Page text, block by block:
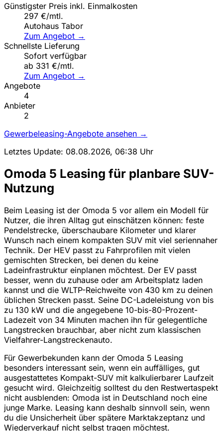
Günstigster Preis inkl. Einmalkosten
297 €/mtl.
Autohaus Tabor
Zum Angebot →
Schnellste Lieferung
Sofort verfügbar
ab 331 €/mtl.
Zum Angebot →
Angebote
4
Anbieter
2
Gewerbeleasing-Angebote ansehen →
Letztes Update: 08.08.2026, 06:38 Uhr
Omoda 5 Leasing für planbare SUV-
Nutzung
Beim Leasing ist der Omoda 5 vor allem ein Modell für
Nutzer, die ihren Alltag gut einschätzen können: feste
Pendelstrecke, überschaubare Kilometer und klarer
Wunsch nach einem kompakten SUV mit viel seriennaher
Technik. Der HEV passt zu Fahrprofilen mit vielen
gemischten Strecken, bei denen du keine
Ladeinfrastruktur einplanen möchtest. Der EV passt
besser, wenn du zuhause oder am Arbeitsplatz laden
kannst und die WLTP-Reichweite von 430 km zu deinen
üblichen Strecken passt. Seine DC-Ladeleistung von bis
zu 130 kW und die angegebene 10-bis-80-Prozent-
Ladezeit von 34 Minuten machen ihn für gelegentliche
Langstrecken brauchbar, aber nicht zum klassischen
Vielfahrer-Langstreckenauto.
Für Gewerbekunden kann der Omoda 5 Leasing
besonders interessant sein, wenn ein auffälliges, gut
ausgestattetes Kompakt-SUV mit kalkulierbarer Laufzeit
gesucht wird. Gleichzeitig solltest du den Restwertaspekt
nicht ausblenden: Omoda ist in Deutschland noch eine
junge Marke. Leasing kann deshalb sinnvoll sein, wenn
du die Unsicherheit über spätere Marktakzeptanz und
Wiederverkauf nicht selbst tragen möchtest.